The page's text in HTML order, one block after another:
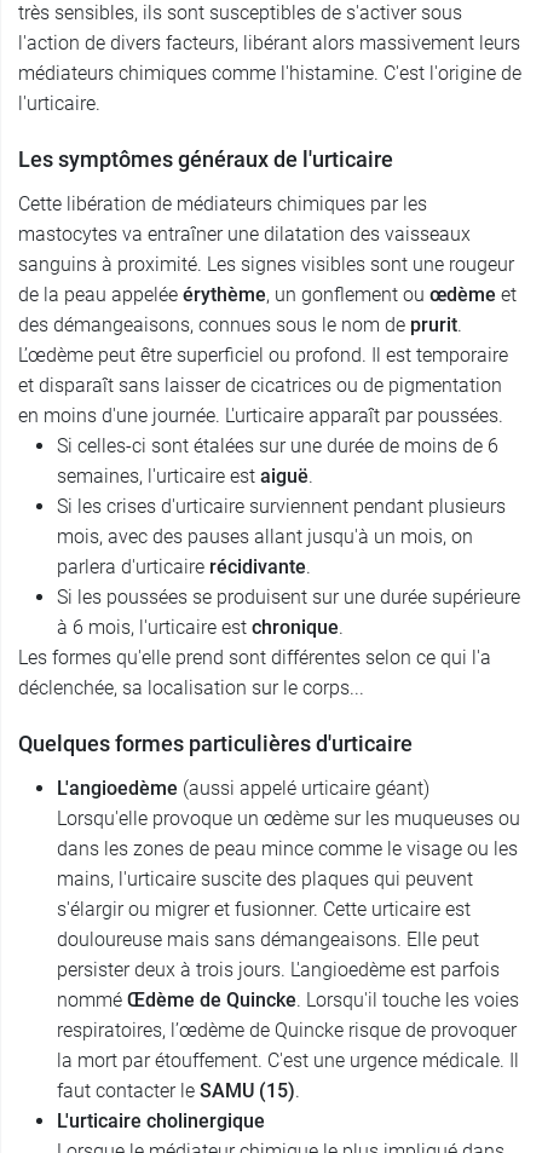
très sensibles, ils sont susceptibles de s'activer sous
l'action de divers facteurs, libérant alors massivement leurs
médiateurs chimiques comme l'histamine. C'est l'origine de
l'urticaire.
Les symptômes généraux de l'urticaire
Cette libération de médiateurs chimiques par les
mastocytes va entraîner une dilatation des vaisseaux
sanguins à proximité. Les signes visibles sont une rougeur
de la peau appelée érythème, un gonflement ou œdème et
des démangeaisons, connues sous le nom de prurit.
L’œdème peut être superficiel ou profond. Il est temporaire
et disparaît sans laisser de cicatrices ou de pigmentation
en moins d'une journée. L'urticaire apparaît par poussées.
Si celles-ci sont étalées sur une durée de moins de 6
semaines, l'urticaire est aiguë.
Si les crises d'urticaire surviennent pendant plusieurs
mois, avec des pauses allant jusqu'à un mois, on
parlera d'urticaire récidivante.
Si les poussées se produisent sur une durée supérieure
à 6 mois, l'urticaire est chronique.
Les formes qu'elle prend sont différentes selon ce qui l'a
déclenchée, sa localisation sur le corps...
Quelques formes particulières d'urticaire
L'angioedème (aussi appelé urticaire géant)
Lorsqu'elle provoque un œdème sur les muqueuses ou
dans les zones de peau mince comme le visage ou les
mains, l'urticaire suscite des plaques qui peuvent
s'élargir ou migrer et fusionner. Cette urticaire est
douloureuse mais sans démangeaisons. Elle peut
persister deux à trois jours. L'angioedème est parfois
nommé Œdème de Quincke. Lorsqu'il touche les voies
respiratoires, l’œdème de Quincke risque de provoquer
la mort par étouffement. C'est une urgence médicale. Il
faut contacter le SAMU (15).
L'urticaire cholinergique